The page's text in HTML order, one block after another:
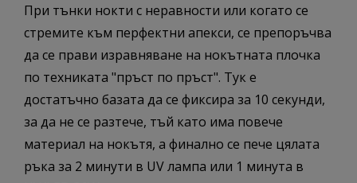
При тънки нокти с неравности или когато се
стремите към перфектни апекси, се препоръчва
да се прави изравняване на нокътната плочка
по техниката "пръст по пръст". Тук е
достатъчно базата да се фиксира за 10 секунди,
за да не се разтече, тъй като има повече
материал на нокътя, а финално се пече цялата
ръка за 2 минути в UV лампа или 1 минута в